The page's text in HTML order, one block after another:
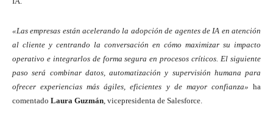
«Las empresas están acelerando la adopción de agentes de IA en atención
al cliente y centrando la conversación en cómo maximizar su impacto
operativo e integrarlos de forma segura en procesos críticos. El siguiente
paso será combinar datos, automatización y supervisión humana para
ofrecer experiencias más ágiles, eficientes y de mayor confianza» ha
comentado Laura Guzmán, vicepresidenta de Salesforce.